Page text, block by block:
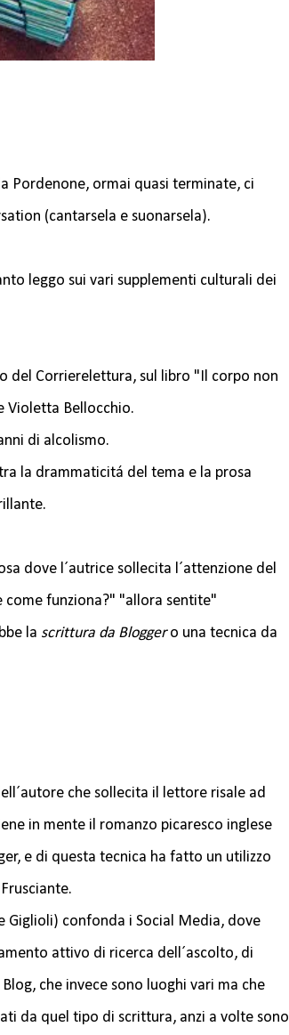
Pordenone, ormai quasi terminate, ci
(cantarsela e suonarsela).
leggo sui vari supplementi culturali dei
del Corrierelettura, sul libro "Il corpo non
Violetta Bellocchio.
di alcolismo.
la drammaticitá del tema e la prosa
dove l´autrice sollecita l´attenzione del
funziona?" "allora sentite"
la scrittura da Bloggero una tecnica da
che sollecita il lettore risale ad
in mente il romanzo picaresco inglese
e di questa tecnica ha fatto un utilizzo
Giglioli) confonda i Social Media, dove
attivo di ricerca dell´ascolto, di
che invece sono luoghi vari ma che
da quel tipo di scrittura, anzi a volte sono